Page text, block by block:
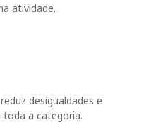
atividade.
desigualdades e
toda a categoria.